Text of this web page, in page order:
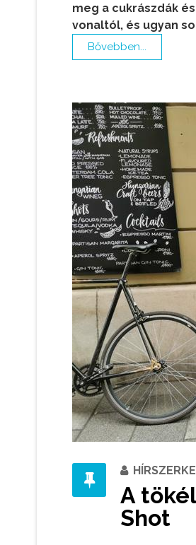
meg a cukrászdák
vonaltól, és ugyan
Bővebben...
A
Shot